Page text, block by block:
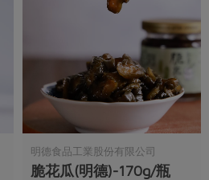
明德食品工業股份有限公司
脆花瓜(明德)-170g/瓶